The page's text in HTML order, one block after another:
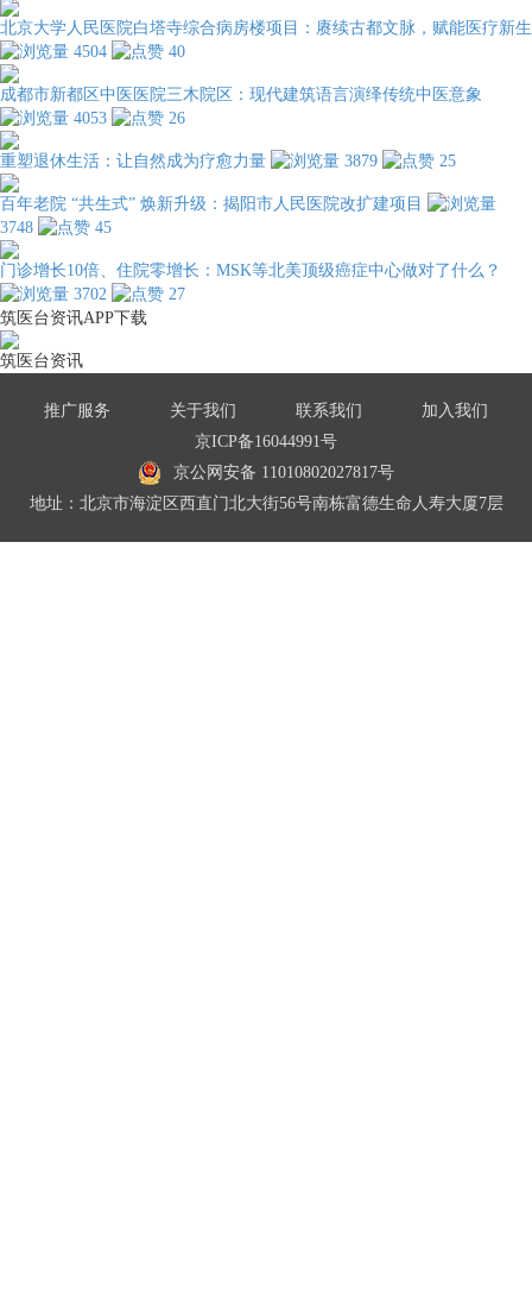
北京大学人民医院白塔寺综合病房楼项目：赓续古都文脉，赋能医疗新生
4504
40
成都市新都区中医医院三木院区：现代建筑语言演绎传统中医意象
4053
26
重塑退休生活：让自然成为疗愈力量 3879 25
百年老院 “共生式” 焕新升级：揭阳市人民医院改扩建项目
3748
45
门诊增长10倍、住院零增长：MSK等北美顶级癌症中心做对了什么？
3702
27
筑医台资讯APP下载
筑医台资讯
推广服务 关于我们 联系我们
加入我们
京ICP备16044991号
京公网安备 11010802027817号
地址：北京市海淀区西直门北大街56号南栋富德生命人寿大厦7层